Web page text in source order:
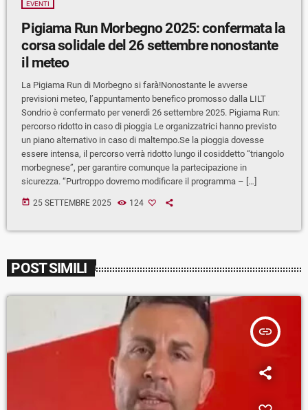
EVENTI
Pigiama Run Morbegno 2025: confermata la
corsa solidale del 26 settembre nonostante
il meteo
La Pigiama Run di Morbegno si farà!Nonostante le avverse
previsioni meteo, l’appuntamento benefico promosso dalla LILT
Sondrio è confermato per venerdì 26 settembre 2025. Pigiama Run:
percorso ridotto in caso di pioggia Le organizzatrici hanno previsto
un piano alternativo in caso di maltempo.Se la pioggia dovesse
essere intensa, il percorso verrà ridotto lungo il cosiddetto “triangolo
morbegnese”, per garantire comunque la partecipazione in
sicurezza. “Purtroppo dovremo modificare il programma – […]
today 25 SETTEMBRE 2025 124
POST SIMILI
insert_link